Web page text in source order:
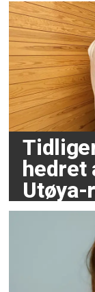
hedret
Utøya-